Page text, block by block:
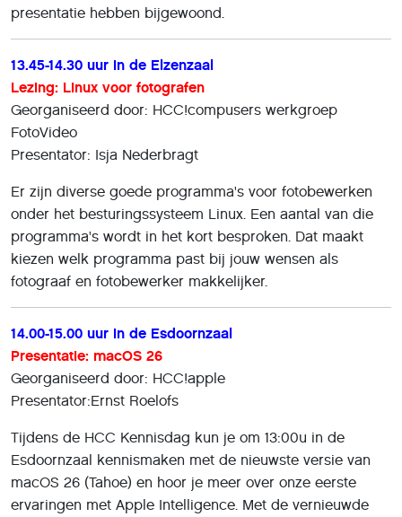
presentatie hebben bijgewoond.
13.45-14.30 uur in de Elzenzaal
Lezing: Linux voor fotografen
Georganiseerd door: HCC!compusers werkgroep
FotoVideo
Presentator: Isja Nederbragt
Er zijn diverse goede programma's voor fotobewerken
onder het besturingssysteem Linux. Een aantal van die
programma's wordt in het kort besproken. Dat maakt
kiezen welk programma past bij jouw wensen als
fotograaf en fotobewerker makkelijker.
14.00-15.00 uur in de Esdoornzaal
Presentatie: macOS 26
Georganiseerd door: HCC!apple
Presentator:Ernst Roelofs
Tijdens de HCC Kennisdag kun je om 13:00u in de
Esdoornzaal kennismaken met de nieuwste versie van
macOS 26 (Tahoe) en hoor je meer over onze eerste
ervaringen met Apple Intelligence. Met de vernieuwde